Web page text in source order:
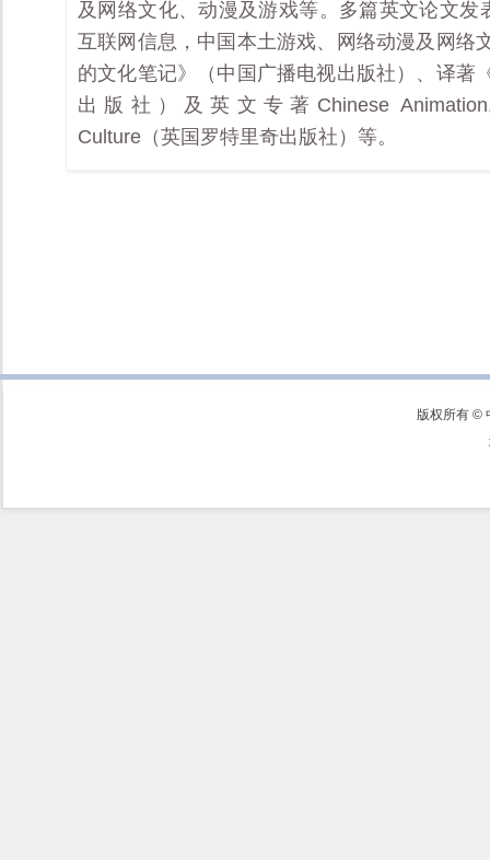
及网络文化、动漫及游戏等。多篇英文论文
互联网信息，中国本土游戏、网络动漫及网络
的文化笔记》（中国广播电视出版社）、译著
出版社）及英文专著Chinese
Culture（英国罗特里奇出版社）等。
版权所有 ©